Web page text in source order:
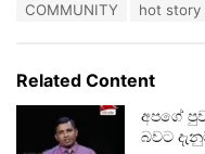
o
r
i
:
COMMUNITY hot story
Related Content
අපගේ
බවට